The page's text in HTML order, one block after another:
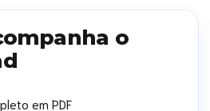
o
em PDF